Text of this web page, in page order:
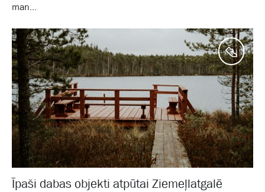
man...
Īpaši dabas objekti atpūtai Ziemeļlatgalē